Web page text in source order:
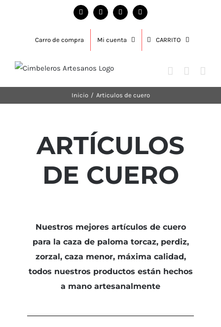
Carro de compra Mi cuenta CARRITO
Inicio / Articulos de cuero
ARTÍCULOS
DE CUERO
Nuestros mejores artículos de cuero
para la caza de paloma torcaz, perdiz,
zorzal, caza menor, máxima calidad,
todos nuestros productos están hechos
a mano artesanalmente